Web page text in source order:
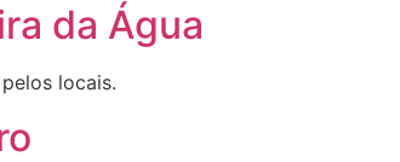
da Água
locais.